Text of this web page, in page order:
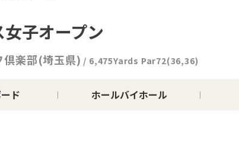
子オープン
倶楽部(埼玉県) / 6,475Yards Par72(36,36)
ド ホールバイホール